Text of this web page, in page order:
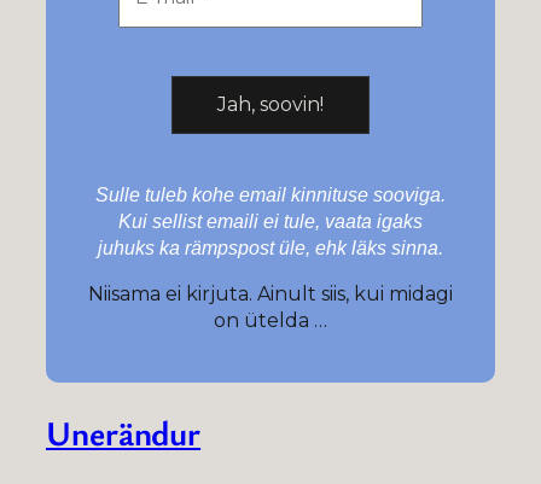
Sulle tuleb kohe email kinnituse sooviga.
Kui sellist emaili ei tule, vaata igaks
juhuks ka rämpspost üle, ehk läks sinna.
Niisama ei kirjuta. Ainult siis, kui midagi
on ütelda …
Unerändur